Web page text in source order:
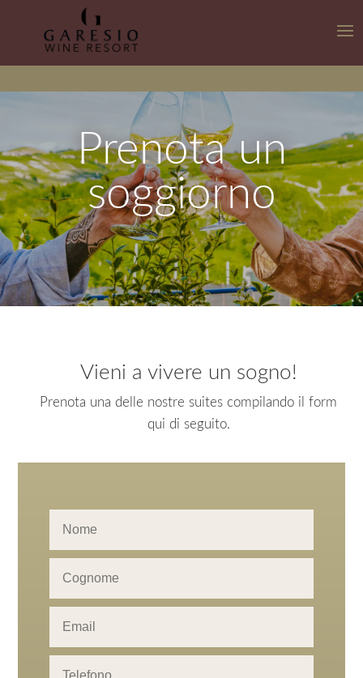
Prenota un
soggiorno
Vieni a vivere un sogno!
Prenota una delle nostre suites compilando il form
qui di seguito.